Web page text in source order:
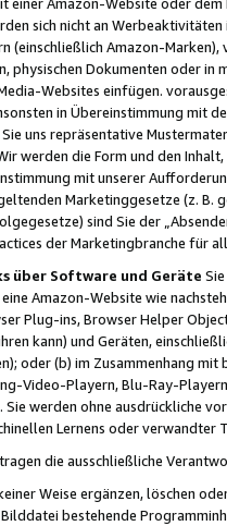
sich nicht an
(einschließlich Amazon-
physischen Dokumenten oder in
Websites einfügen.
in Übereinstimmung mit
uns repräsentative
werden die Form und den
mit unserer
Marketinggesetze (z. B.
sind Sie der
der Marketingbranche für
über Software und Geräte
Amazon-Website wie
Plug-ins, Browser Helper
kann) und Geräten,
oder (b) im Zusammenhang
Video-Playern, Blu-Ray-
Sie werden ohne ausdrückliche
Lernens oder
tragen die ausschließliche
Weise ergänzen, löschen
bestehende